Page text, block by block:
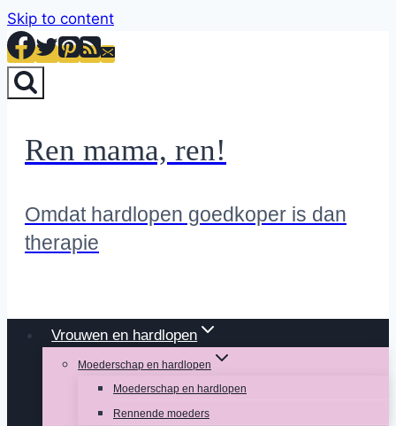
Skip to content
Ren mama, ren!
Omdat hardlopen goedkoper is dan
therapie
Vrouwen en hardlopen
Moederschap en hardlopen
Moederschap en hardlopen
Rennende moeders